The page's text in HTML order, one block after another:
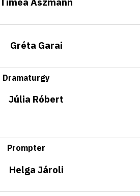
Gréta Garai
Dramaturgy
Júlia Róbert
Prompter
Helga Jároli